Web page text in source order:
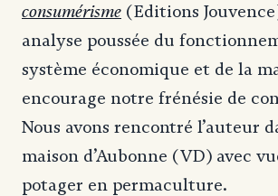
consumérisme (Editions
analyse poussée du
système économique et de la
encourage notre frénésie de
Nous avons rencontré l’auteur
maison d’Aubonne (VD) avec
potager en permaculture.